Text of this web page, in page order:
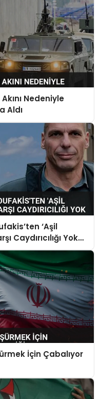
Nedeniyle
Aldı
‘Aşil
Caydırıcılığı Yok
İçin Çabalıyor